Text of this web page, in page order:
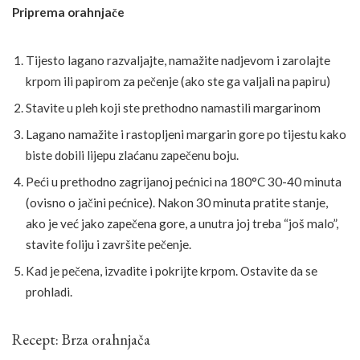
Priprema orahnjače
Tijesto lagano razvaljajte, namažite nadjevom i zarolajte
krpom ili papirom za pečenje (ako ste ga valjali na papiru)
Stavite u pleh koji ste prethodno namastili margarinom
Lagano namažite i rastopljeni margarin gore po tijestu kako
biste dobili lijepu zlaćanu zapečenu boju.
Peći u prethodno zagrijanoj pećnici na 180°C 30-40 minuta
(ovisno o jačini pećnice). Nakon 30 minuta pratite stanje,
ako je već jako zapečena gore, a unutra joj treba “još malo”,
stavite foliju i završite pečenje.
Kad je pečena, izvadite i pokrijte krpom. Ostavite da se
prohladi.
Recept: Brza orahnjača